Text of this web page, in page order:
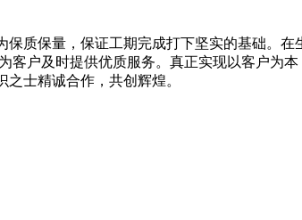
质保量，保证工期完成打下坚实的基础。在
户及时提供优质服务。真正实现以客户为
士精诚合作，共创辉煌。